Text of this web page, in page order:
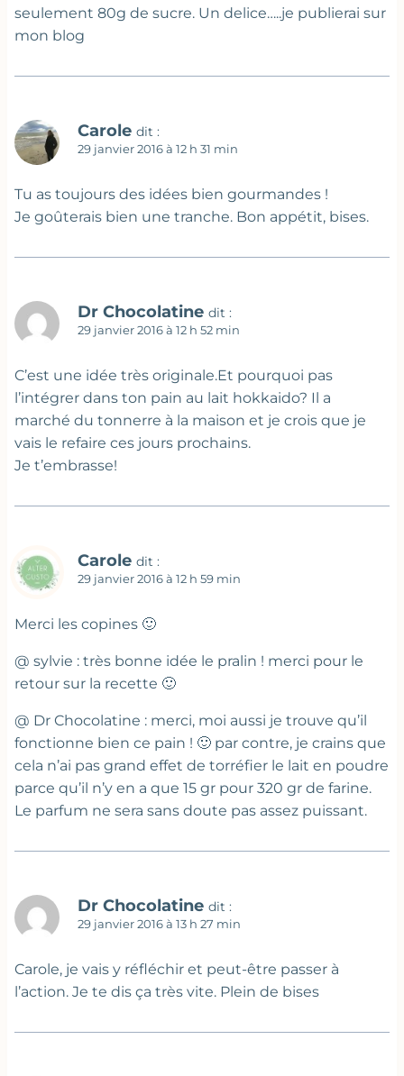
seulement 80g de sucre. Un delice…..je publierai sur
mon blog
Carole dit :
29 janvier 2016 à 12 h 31 min
Tu as toujours des idées bien gourmandes !
Je goûterais bien une tranche. Bon appétit, bises.
Dr Chocolatine dit :
29 janvier 2016 à 12 h 52 min
C’est une idée très originale.Et pourquoi pas
l’intégrer dans ton pain au lait hokkaido? Il a
marché du tonnerre à la maison et je crois que je
vais le refaire ces jours prochains.
Je t’embrasse!
Carole dit :
29 janvier 2016 à 12 h 59 min
Merci les copines 🙂
@ sylvie : très bonne idée le pralin ! merci pour le
retour sur la recette 🙂
@ Dr Chocolatine : merci, moi aussi je trouve qu’il
fonctionne bien ce pain ! 🙂 par contre, je crains que
cela n’ai pas grand effet de torréfier le lait en poudre
parce qu’il n’y en a que 15 gr pour 320 gr de farine.
Le parfum ne sera sans doute pas assez puissant.
Dr Chocolatine dit :
29 janvier 2016 à 13 h 27 min
Carole, je vais y réfléchir et peut-être passer à
l’action. Je te dis ça très vite. Plein de bises